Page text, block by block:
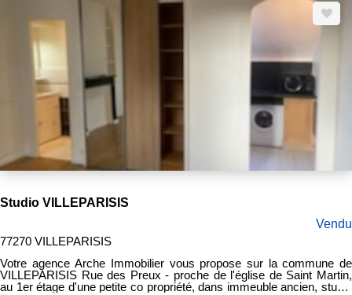
Studio VILLEPARISIS
Vendu
77270 VILLEPARISIS
Votre agence Arche Immobilier vous propose sur la commune de
VILLEPARISIS Rue des Preux - proche de l'église de Saint Martin,
au 1er étage d'une petite co propriété, dans immeuble ancien, studio